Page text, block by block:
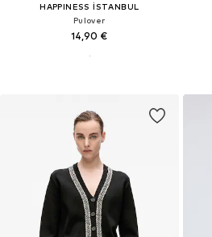
HAPPINESS İSTANBUL
Pulover
14,90 €